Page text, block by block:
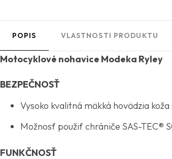
POPIS VLASTNOSTI PRODUKTU
Motocyklové nohavice Modeka Ryley
BEZPEČNOSŤ
Vysoko kvalitná mäkká hovädzia
Možnosť použiť chrániče SAS-TEC®
FUNKČNOSŤ